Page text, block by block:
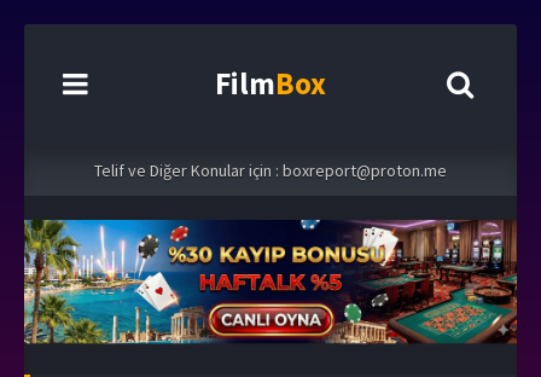
FilmBox
Telif ve Diğer Konular için : boxreport@proton.me